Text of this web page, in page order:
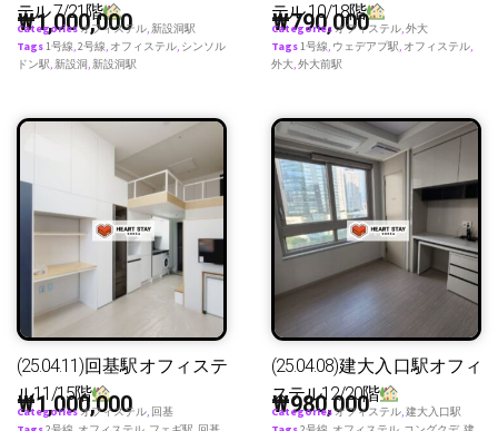
テル 7/21階
₩1,000,000
Categoriesオフィステル,新設洞駅
Tags1号線,2号線, オフィステル, シンソル
ドン駅,新設洞 ,新設洞駅
テル 10/18階
₩790,000
Categoriesオフィステル,外大
Tags1号線, ウェデアプ駅, オフィステル,
外大,外大前駅
(25.04.11)回基駅オフィステ
ル11/15階
₩1,000,000
Categoriesオフィステル, 回基
(25.04.08)建大入口駅オフィ
ステル12/20階
₩980,000
Categoriesオフィステル,建大入口駅